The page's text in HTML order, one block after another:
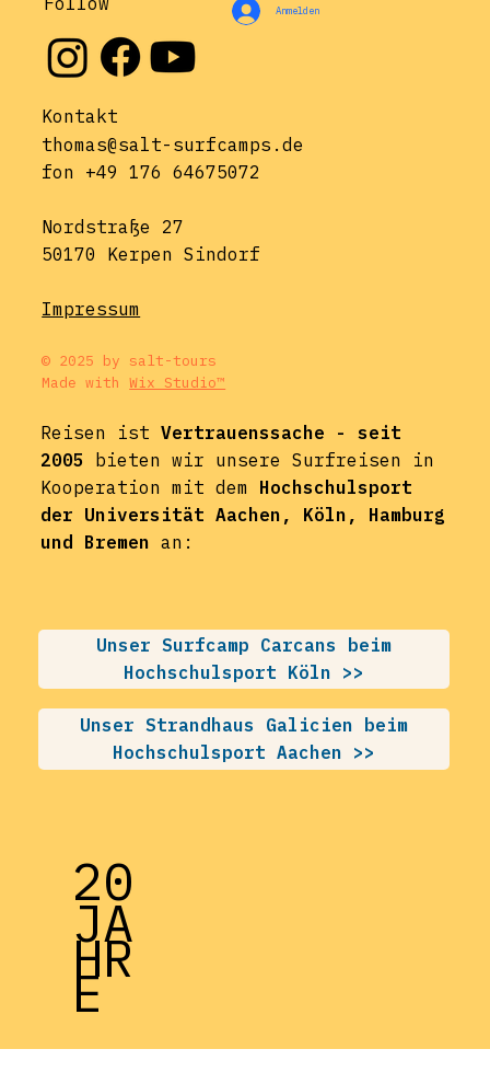
Kontakt
thomas@salt-surfcamps.de
fon +49 176 64675072
Nordstraße 27
50170 Kerpen Sindorf
Impressum
© 2025 by salt-tours
Made withWix Studio™
Unser Surfcamp Carcans beim
Hochschulsport Köln >>
Unser Strandhaus Galicien beim
Hochschulsport Aachen >>
20
JA
HR
E
Reisen ist Vertrauenssache - seit
2005 bieten wir unsere Surfreisen in
Kooperation mit dem Hochschulsport
der Universität Aachen, Köln, Hamburg
und Bremen an:
Anmelden